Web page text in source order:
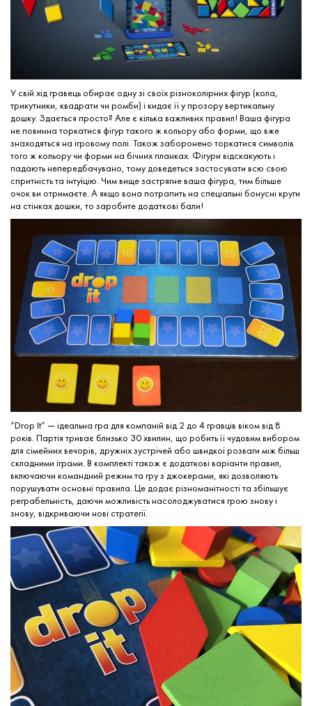
У свій хід гравець обирає одну зі своїх різноколірних фігур (кола,
трикутники, квадрати чи ромби) і кидає її у прозору вертикальну
дошку. Здається просто? Але є кілька важливих правил! Ваша фігура
не повинна торкатися фігур такого ж кольору або форми, що вже
знаходяться на ігровому полі. Також заборонено торкатися символів
того ж кольору чи форми на бічних планках. Фігури відскакують і
падають непередбачувано, тому доведеться застосувати всю свою
спритність та інтуїцію. Чим вище застрягне ваша фігура, тим більше
очок ви отримаєте. А якщо вона потрапить на спеціальні бонусні круги
на стінках дошки, то заробите додаткові бали!
“Drop It” — ідеальна гра для компаній від 2 до 4 гравців віком від 8
років. Партія триває близько 30 хвилин, що робить її чудовим вибором
для сімейних вечорів, дружніх зустрічей або швидкої розваги між більш
складними іграми. В комплекті також є додаткові варіанти правил,
включаючи командний режим та гру з джокерами, які дозволяють
порушувати основні правила. Це додає різноманітності та збільшує
реграбельність, даючи можливість насолоджуватися грою знову і
знову, відкриваючи нові стратегії.